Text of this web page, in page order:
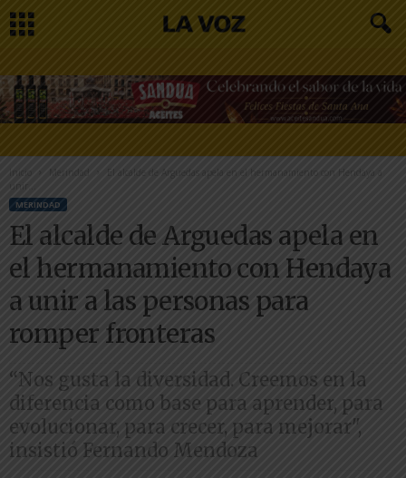
Inicio
El alcalde de Arguedas apela en el hermanamiento con Hendaya a
unir...
MERINDAD
El alcalde de Arguedas apela en
el hermanamiento con Hendaya
a unir a las personas para
romper fronteras
“Nos gusta la diversidad. Creemos en la
diferencia como base para aprender, para
evolucionar, para crecer, para mejorar",
insistió Fernando Mendoza